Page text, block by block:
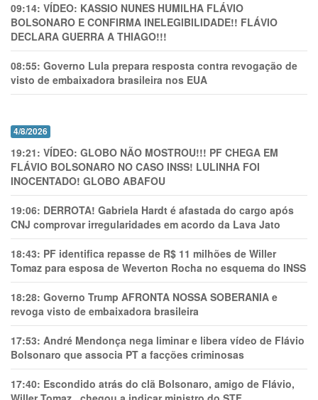
09:14: VÍDEO: KASSIO NUNES HUMlLHA FLÁVIO
BOLSONARO E CONFIRMA INELEGIBILIDADE!! FLÁVIO
DECLARA GUERRA A THIAGO!!!
08:55: Governo Lula prepara resposta contra revogação de
visto de embaixadora brasileira nos EUA
4/8/2026
19:21: VÍDEO: GLOBO NÃO MOSTROU!!! PF CHEGA EM
FLÁVIO BOLSONARO NO CASO INSS! LULINHA FOI
INOCENTADO! GLOBO ABAFOU
19:06: DERROTA! Gabriela Hardt é afastada do cargo após
CNJ comprovar irregularidades em acordo da Lava Jato
18:43: PF identifica repasse de R$ 11 milhões de Willer
Tomaz para esposa de Weverton Rocha no esquema do INSS
18:28: Governo Trump AFRONTA NOSSA SOBERANIA e
revoga visto de embaixadora brasileira
17:53: André Mendonça nega liminar e libera vídeo de Flávio
Bolsonaro que associa PT a facções criminosas
17:40: Escondido atrás do clã Bolsonaro, amigo de Flávio,